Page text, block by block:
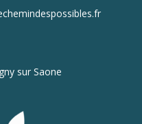
sur Saone